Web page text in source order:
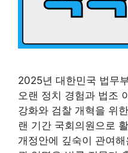
2025년 대한민국 법무
오랜 정치 경험과 법조
강화와 검찰 개혁을 위
랜 기간 국회의원으로
개정안에 깊숙이 관여